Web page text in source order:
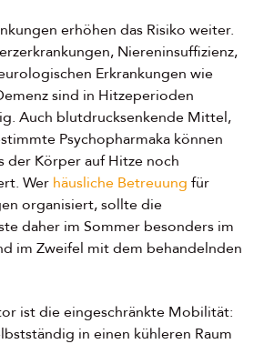
erhöhen das Risiko weiter.
Niereninsuffizienz,
Erkrankungen wie
sind in Hitzeperioden
Auch blutdrucksenkende Mittel,
Psychopharmaka können
der Körper auf Hitze noch
Wer häusliche Betreuung für
organisiert, sollte die
daher im Sommer besonders im
im Zweifel mit dem behandelnden
ist die eingeschränkte Mobilität:
in einen kühleren Raum